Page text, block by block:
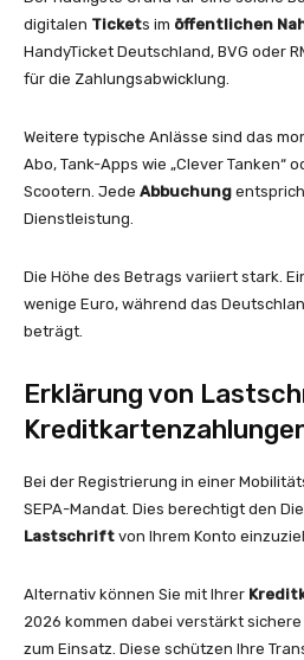
digitalen Tickets im öffentlichen
HandyTicket Deutschland, BVG oder
für die Zahlungsabwicklung.
Weitere typische Anlässe sind das
Abo, Tank-Apps wie „Clever Tanken“
Scootern. Jede Abbuchung
Dienstleistung.
Die Höhe des Betrags variiert stark.
wenige Euro, während das
beträgt.
Erklärung von
Bei der Registrierung in einer
SEPA-Mandat. Dies berechtigt den
Lastschrift von Ihrem Konto
Alternativ können Sie mit Ihrer
2026 kommen dabei verstärkt
zum Einsatz. Diese schützen Ihre